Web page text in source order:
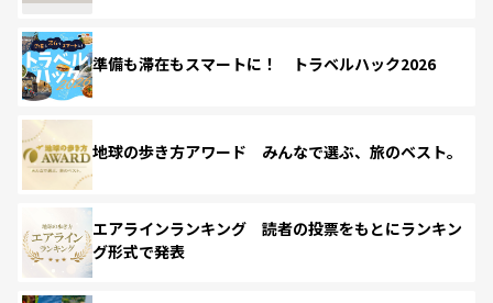
準備も滞在もスマートに！ トラベルハック2026
地球の歩き方アワード みんなで選ぶ、旅のベスト。
エアラインランキング 読者の投票をもとにランキン
グ形式で発表